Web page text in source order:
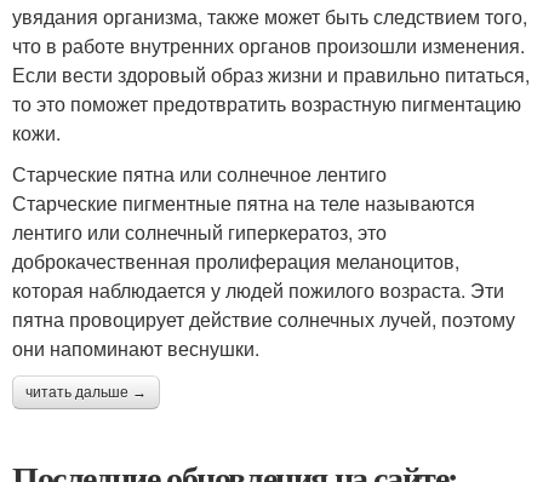
увядания организма, также может быть следствием того,
что в работе внутренних органов произошли изменения.
Если вести здоровый образ жизни и правильно питаться,
то это поможет предотвратить возрастную пигментацию
кожи.
Старческие пятна или солнечное лентиго
Старческие пигментные пятна на теле называются
лентиго или солнечный гиперкератоз, это
доброкачественная пролиферация меланоцитов,
которая наблюдается у людей пожилого возраста. Эти
пятна провоцирует действие солнечных лучей, поэтому
они напоминают веснушки.
читать дальше →